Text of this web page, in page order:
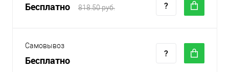
Бесплатно 818.50 руб.
Самовывоз
Бесплатно